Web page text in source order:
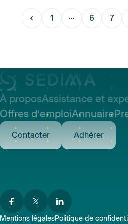
1 6 7
À proposAssistance et
Offres d’emploiAnnuaire
Contacter Adhérer
Mentions légalesPolitique de